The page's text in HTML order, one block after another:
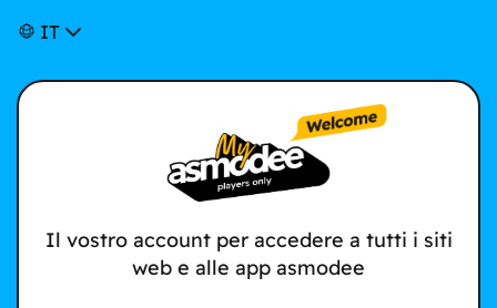
IT
Il vostro account per accedere a tutti i siti
web e alle app asmodee